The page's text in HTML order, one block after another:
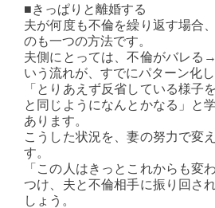
■きっぱりと離婚する
夫が何度も不倫を繰り返す場合
のも一つの方法です。
夫側にとっては、不倫がバレ
いう流れが、すでにパターン化
「とりあえず反省している様子
と同じようになんとかなる」と
あります。
こうした状況を、妻の努力で変
す。
「この人はきっとこれからも変
つけ、夫と不倫相手に振り回さ
しょう。